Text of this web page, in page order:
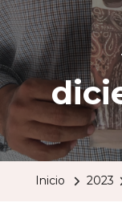
Inicio 2023